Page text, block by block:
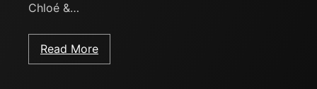
Chloé &…
Read More